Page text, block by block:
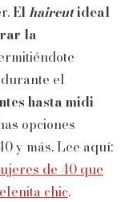
Elhaircutideal
la
el
hasta midi
opciones
y más. Lee aquí:
de 40 que
chic.